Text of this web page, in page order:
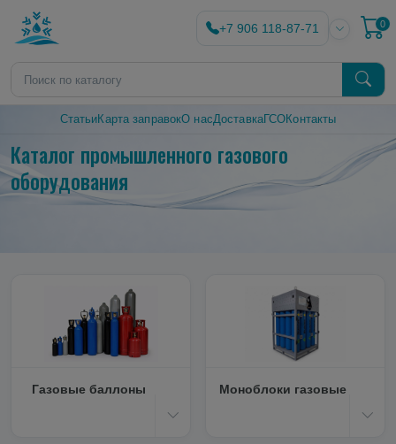
+7 906 118-87-71 0
СтатьиКарта заправокО насДоставкаГСОКонтакты
Каталог промышленного газового
оборудования
Газовые баллоны Моноблоки газовые